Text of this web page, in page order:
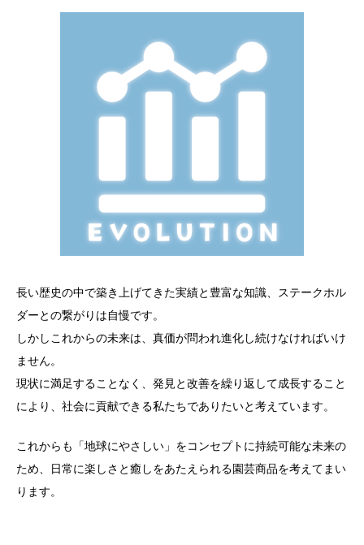
長い歴史の中で築き上げてきた実績と豊富な知識、ステークホル
ダーとの繋がりは自慢です。
しかしこれからの未来は、真価が問われ進化し続けなければいけ
ません。
現状に満足することなく、発見と改善を繰り返して成長すること
により、社会に貢献できる私たちでありたいと考えています。
これからも「地球にやさしい」をコンセプトに持続可能な未来の
ため、日常に楽しさと癒しをあたえられる園芸商品を考えてまい
ります。